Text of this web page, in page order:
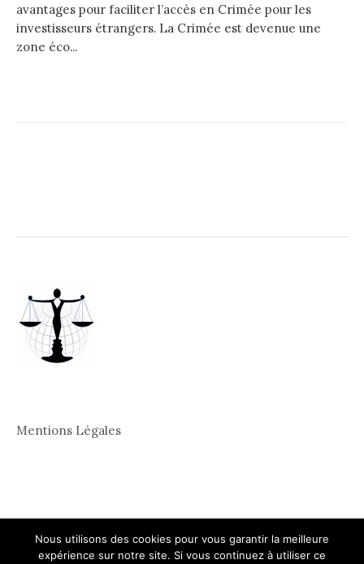
avantages pour faciliter l’accès en Crimée pour les
investisseurs étrangers. La Crimée est devenue une
zone éco...
Mentions Légales
© 2026Conseil juridique
Nous utilisons des cookies pour vous garantir la meilleure
expérience sur notre site. Si vous continuez à utiliser ce